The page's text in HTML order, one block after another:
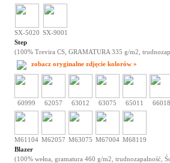
SX-5020 SX-9001
Step
(100% Trevira CS, GRAMATURA 335 g/m2,
zobacz oryginalne zdjęcie kolorów »
60999 62057 63012 63075 65011 66018
M61104 M62057 M63075 M67004 M68119
Blazer
(100% wełna, gramatura 460 g/m2, trudnozapalność,